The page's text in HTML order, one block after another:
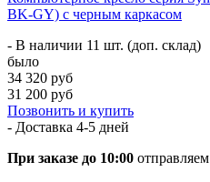
BK-GY) с черным каркасом
- В наличии 11 шт. (доп. склад)
было
34 320 руб
31 200 руб
Позвонить и купить
- Доставка 4-5 дней
При заказе до 10:00